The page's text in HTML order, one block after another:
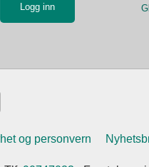
og personvern